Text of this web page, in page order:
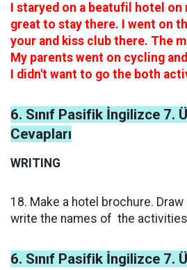
I staryed on a beatufil hotel on
great to stay there. I went on
your and kiss club there. The
My parents went on cycling
I didn't want to go the both
6. Sınıf Pasifik İngilizce 7.
Cevapları
WRITING
18. Make a hotel brochure.
write the names of the
6. Sınıf Pasifik İngilizce 7.